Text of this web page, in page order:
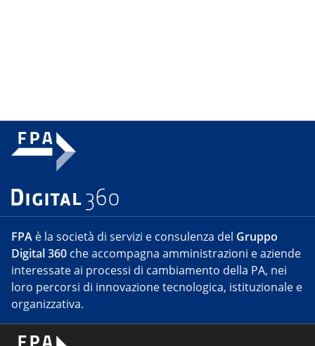
FPA è la società di servizi e consulenza del Gruppo
Digital 360 che accompagna amministrazioni e aziende
interessate ai processi di cambiamento della PA, nei
loro percorsi di innovazione tecnologica, istituzionale e
organizzativa.